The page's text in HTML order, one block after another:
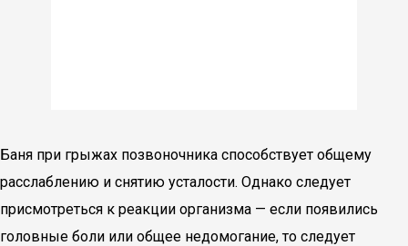
Баня при грыжах позвоночника способствует общему
расслаблению и снятию усталости. Однако следует
присмотреться к реакции организма — если появились
головные боли или общее недомогание, то следует